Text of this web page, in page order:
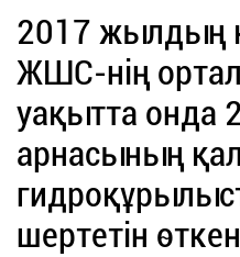
2017 жылдың
ЖШС-нің
уақытта онда
арнасының
шертетін